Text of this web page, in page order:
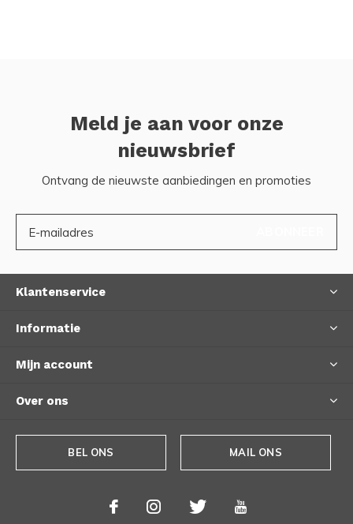
Meld je aan voor onze
nieuwsbrief
Ontvang de nieuwste aanbiedingen en promoties
Klantenservice
Informatie
Mijn account
Over ons
BEL ONS MAIL ONS